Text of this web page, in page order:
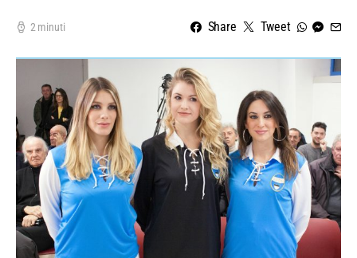
2 minuti Share Tweet